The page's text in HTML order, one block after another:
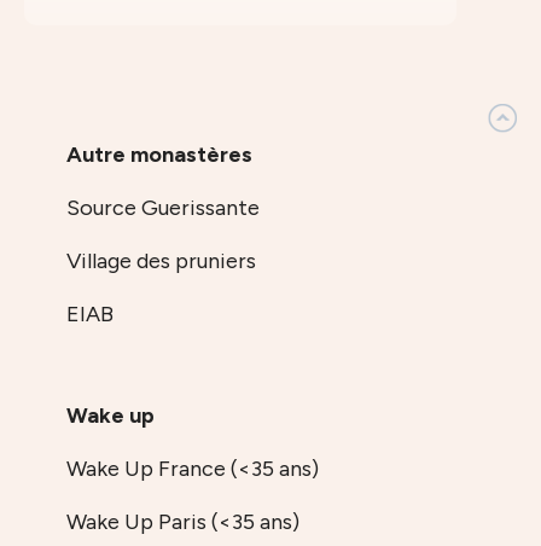
Autre monastères
Source Guerissante
Village des pruniers
EIAB
Wake up
Wake Up France (<35 ans)
Wake Up Paris (<35 ans)